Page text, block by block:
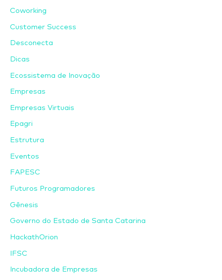
Coworking
Customer Success
Desconecta
Dicas
Ecossistema de Inovação
Empresas
Empresas Virtuais
Epagri
Estrutura
Eventos
FAPESC
Futuros Programadores
Gênesis
Governo do Estado de Santa Catarina
HackathOrion
IFSC
Incubadora de Empresas